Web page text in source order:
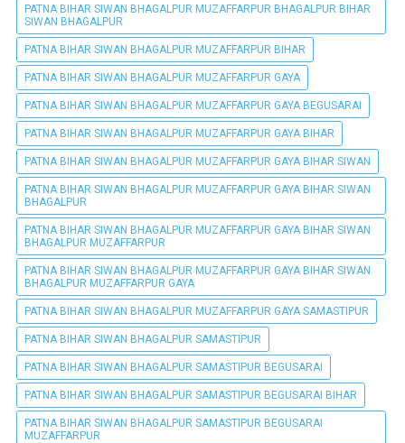
PATNA BIHAR SIWAN BHAGALPUR MUZAFFARPUR BHAGALPUR BIHAR
SIWAN BHAGALPUR
PATNA BIHAR SIWAN BHAGALPUR MUZAFFARPUR BIHAR
PATNA BIHAR SIWAN BHAGALPUR MUZAFFARPUR GAYA
PATNA BIHAR SIWAN BHAGALPUR MUZAFFARPUR GAYA BEGUSARAI
PATNA BIHAR SIWAN BHAGALPUR MUZAFFARPUR GAYA BIHAR
PATNA BIHAR SIWAN BHAGALPUR MUZAFFARPUR GAYA BIHAR SIWAN
PATNA BIHAR SIWAN BHAGALPUR MUZAFFARPUR GAYA BIHAR SIWAN
BHAGALPUR
PATNA BIHAR SIWAN BHAGALPUR MUZAFFARPUR GAYA BIHAR SIWAN
BHAGALPUR MUZAFFARPUR
PATNA BIHAR SIWAN BHAGALPUR MUZAFFARPUR GAYA BIHAR SIWAN
BHAGALPUR MUZAFFARPUR GAYA
PATNA BIHAR SIWAN BHAGALPUR MUZAFFARPUR GAYA SAMASTIPUR
PATNA BIHAR SIWAN BHAGALPUR SAMASTIPUR
PATNA BIHAR SIWAN BHAGALPUR SAMASTIPUR BEGUSARAI
PATNA BIHAR SIWAN BHAGALPUR SAMASTIPUR BEGUSARAI BIHAR
PATNA BIHAR SIWAN BHAGALPUR SAMASTIPUR BEGUSARAI
MUZAFFARPUR